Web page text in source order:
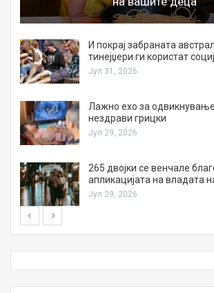
И покрај забраната
тинејџери ги користат
Јул 31, 2026
Лажно ехо за
нездрави грицки
Јул 29, 2026
265 двојки се венчале
апликацијата на владата
Јул 29, 2026